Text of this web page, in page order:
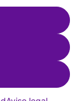
Tiempo